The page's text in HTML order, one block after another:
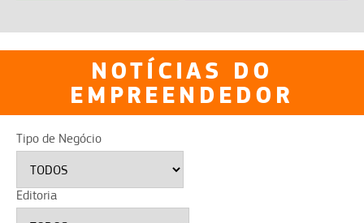
NOTÍCIAS DO
EMPREENDEDOR
Tipo de Negócio
Editoria